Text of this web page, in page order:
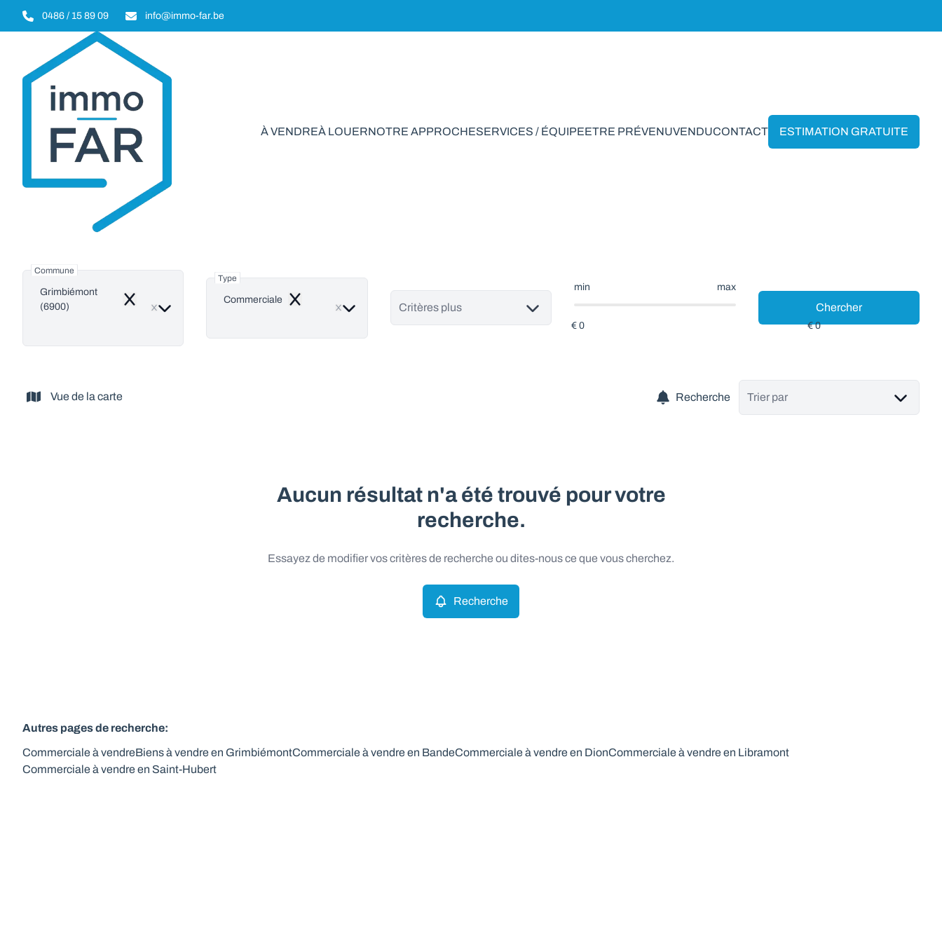
Aller au contenu principal
0486 / 15 89 09 info@immo-far.be
À VENDREÀ LOUERNOTRE APPROCHESERVICES / ÉQUIPEETRE PRÉVENUVENDUCONTACT ESTIMATION GRATUITE
Commerciale à vendre en Grimbiémont
Commune
Grimbiémont
(6900)
Remove
Type
Commerciale Remove Critères plus
min max
Chercher
Vue de la carte Recherche Trier par
Aucun résultat n'a été trouvé pour votre
recherche.
Essayez de modifier vos critères de recherche ou dites-nous ce que vous cherchez.
Recherche
Autres pages de recherche:
Commerciale à vendreBiens à vendre en GrimbiémontCommerciale à vendre en BandeCommerciale à vendre en DionCommerciale à vendre en Libramont
Commerciale à vendre en Saint-Hubert